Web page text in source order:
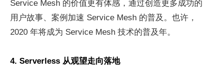
Service Mesh 的价值更有体感，通过创造更多成功的
用户故事、案例加速 Service Mesh 的普及。也许，
2020 年将成为 Service Mesh 技术的普及年。
4. Serverless 从观望走向落地